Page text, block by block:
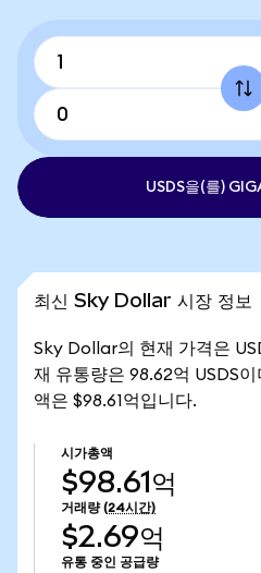
USDS을(를)
최신 Sky Dollar 시장 정보
Sky Dollar의 현재 가격은
재 유통량은 98.62억 USDS
액은 $98.61억입니다.
시가총액
$98.61억
거래량 (24시간)
$2.69억
유통 중인 공급량